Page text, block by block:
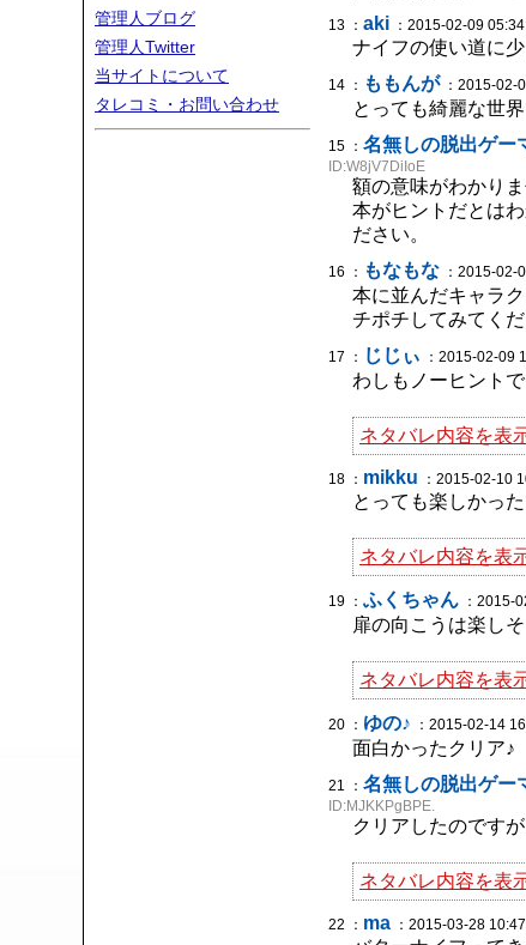
管理人ブログ
管理人Twitter
当サイトについて
タレコミ・お問い合わせ
13 ： aki ：2015-02-09
ナイフの使い道に
14 ： ももんが：2015-02-
とっても綺麗な世
15 ： 名無しの脱出ゲー
ID:W8jV7DiIoE
額の意味がわかり
本がヒントだとは
ださい。
16 ： もなもな ：2015-02-
本に並んだキャラ
チポチしてみてく
17 ： じじぃ ：2015-02-09
わしもノーヒント
ネタバレ内容を表
18 ： mikku ：2015-02-10
とっても楽しかった
ネタバレ内容を表
19 ： ふくちゃん ：2015-
扉の向こうは楽し
ネタバレ内容を表
20 ： ゆの♪ ：2015-02-14
面白かったクリア♪
21 ： 名無しの脱出ゲー
ID:MJKKPgBPE.
クリアしたのです
ネタバレ内容を表
22 ： ma ：2015-03-28